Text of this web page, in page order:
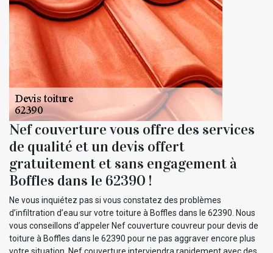
Nef couverture vous offre des services
de qualité et un devis offert
gratuitement et sans engagement à
Boffles dans le 62390 !
Ne vous inquiétez pas si vous constatez des problèmes
d’infiltration d’eau sur votre toiture à Boffles dans le 62390. Nous
vous conseillons d’appeler Nef couverture couvreur pour devis de
toiture à Boffles dans le 62390 pour ne pas aggraver encore plus